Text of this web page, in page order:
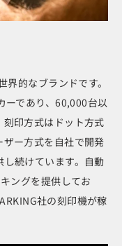
的なブランドです。
ーであり、60,000台以
刻印方式はドット方式
ー方式を自社で開発
続けています。自動
ングを提供してお
社の刻印機が稼